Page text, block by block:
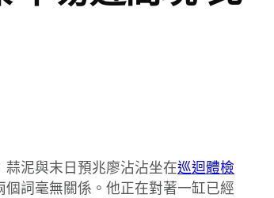
蒜泥與末日預兆廖沾沾坐在巡迴體檢
詞毫無關係。他正在對著一缸已經